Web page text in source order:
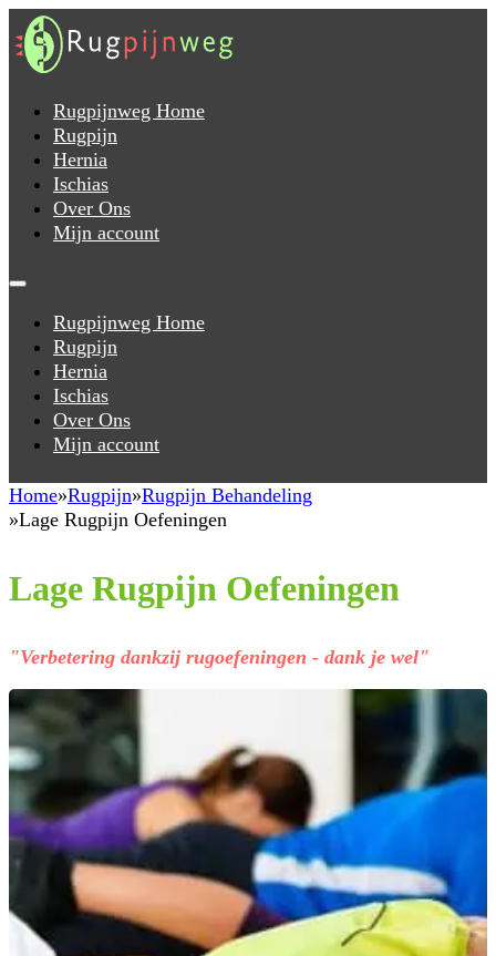
Rugpijnweg Home
Rugpijn
Hernia
Ischias
Over Ons
Mijn account
Rugpijnweg Home
Rugpijn
Hernia
Ischias
Over Ons
Mijn account
Home Rugpijn Rugpijn Behandeling
Lage Rugpijn Oefeningen
Lage Rugpijn Oefeningen
"Verbetering dankzij rugoefeningen - dank je wel"